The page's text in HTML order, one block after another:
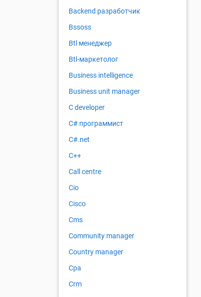
Backend разработчик
Bssoss
Btl менеджер
Btl-маркетолог
Business intelligence
Business unit manager
C developer
C# программист
C#.net
C++
Call centre
Cio
Cisco
Cms
Community manager
Country manager
Cpa
Crm